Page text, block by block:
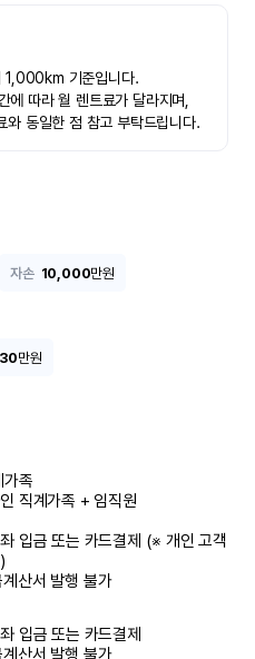
1,000km 기준입니다.
에 따라 월 렌트료가 달라지며,
와 동일한 점 참고 부탁드립니다.
자손 10,000만원
30만원
가족
직계가족 + 임직원
입금 또는 카드결제 (※ 개인 고객
산서 발행 불가
입금 또는 카드결제
산서 발행 불가